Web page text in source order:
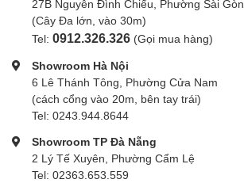
27B Nguyễn Đình Chiểu, Phường Sài Gòn
(Cây Đa lớn, vào 30m)
Tel: 0912.326.326 (Gọi mua hàng)
Showroom Hà Nội
6 Lê Thánh Tông, Phường Cửa Nam
(cách cổng vào 20m, bên tay trái)
Tel: 0243.944.8644
Showroom TP Đà Nẵng
2 Lý Tế Xuyên, Phường Cẩm Lệ
Tel: 02363.653.559